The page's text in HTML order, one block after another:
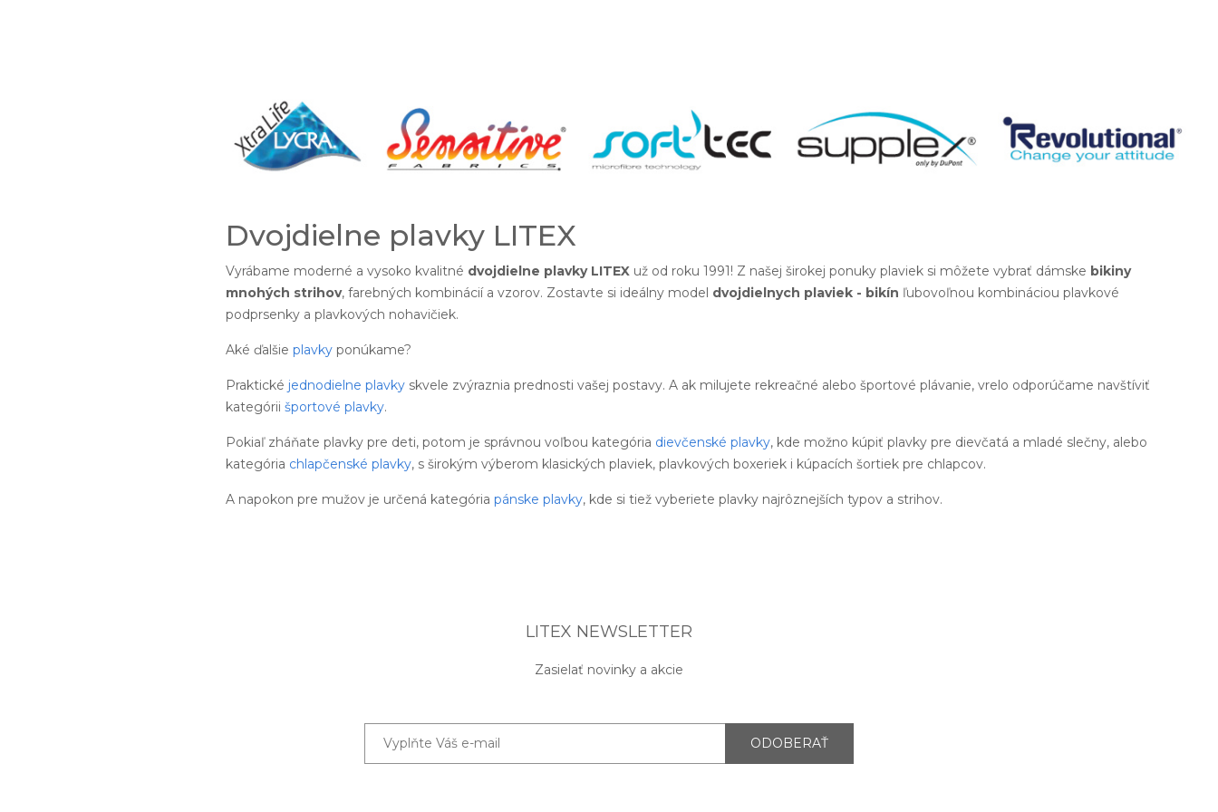
Dvojdielne plavky LITEX
Vyrábame moderné a vysoko kvalitné dvojdielne plavky LITEX už od roku 1991! Z našej širokej ponuky plaviek si môžete vybrať dámske bikiny
mnohých strihov, farebných kombinácií a vzorov. Zostavte si ideálny model dvojdielnych plaviek - bikín ľubovoľnou kombináciou plavkové
podprsenky a plavkových nohavičiek.
Aké ďalšie plavky ponúkame?
Praktické jednodielne plavky skvele zvýraznia prednosti vašej postavy. A ak milujete rekreačné alebo športové plávanie, vrelo odporúčame navštíviť
kategórii športové plavky.
Pokiaľ zháňate plavky pre deti, potom je správnou voľbou kategória dievčenské plavky, kde možno kúpiť plavky pre dievčatá a mladé slečny, alebo
kategória chlapčenské plavky, s širokým výberom klasických plaviek, plavkových boxeriek i kúpacích šortiek pre chlapcov.
A napokon pre mužov je určená kategória pánske plavky, kde si tiež vyberiete plavky najrôznejších typov a strihov.
LITEX NEWSLETTER
Zasielať novinky a akcie
ODOBERAŤ